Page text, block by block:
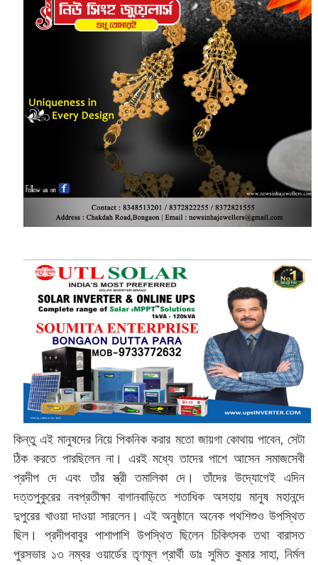
কিন্তু এই মানুষদের নিয়ে পিকনিক করার মতো জায়গা কোথায় পাবেন, সেটা
ঠিক করতে পারছিলেন না। এরই মধ্যে তাদের পাশে আসেন সমাজসেবী
প্রদীপ দে এবং তাঁর স্ত্রী তমালিকা দে। তাঁদের উদ্যোগেই এদিন
দত্তপুকুরের নবপ্রতীক্ষা বাগানবাড়িতে শতাধিক অসহায় মানুষ মহানন্দে
দুপুরের খাওয়া দাওয়া সারলেন। এই অনুষ্ঠানে অনেক পথশিশুও উপস্থিত
ছিল। প্রদীপবাবুর পাশাপাশি উপস্থিত ছিলেন চিকিৎসক তথা বারাসত
পুরসভার ১৩ নম্বর ওয়ার্ডের তৃণমূল প্রার্থী ডাঃ সুমিত কুমার সাহা, নির্মল